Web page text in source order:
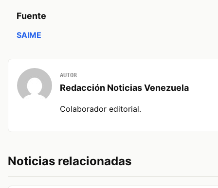
Fuente
SAIME
AUTOR
Redacción Noticias Venezuela
Colaborador editorial.
Noticias relacionadas